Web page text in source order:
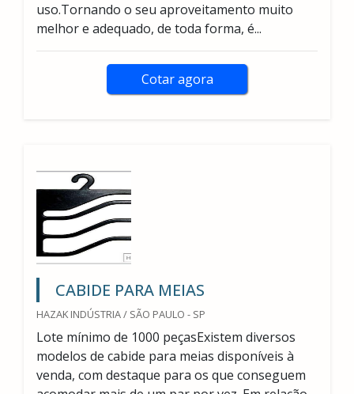
uso.Tornando o seu aproveitamento muito
melhor e adequado, de toda forma, é...
Cotar agora
CABIDE PARA MEIAS
HAZAK INDÚSTRIA / SÃO PAULO - SP
Lote mínimo de 1000 peçasExistem diversos
modelos de cabide para meias disponíveis à
venda, com destaque para os que conseguem